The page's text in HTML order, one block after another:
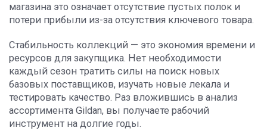
магазина это означает отсутствие пустых полок и
потери прибыли из-за отсутствия ключевого товара.
Стабильность коллекций — это экономия времени и
ресурсов для закупщика. Нет необходимости
каждый сезон тратить силы на поиск новых
базовых поставщиков, изучать новые лекала и
тестировать качество. Раз вложившись в анализ
ассортимента Gildan, вы получаете рабочий
инструмент на долгие годы.